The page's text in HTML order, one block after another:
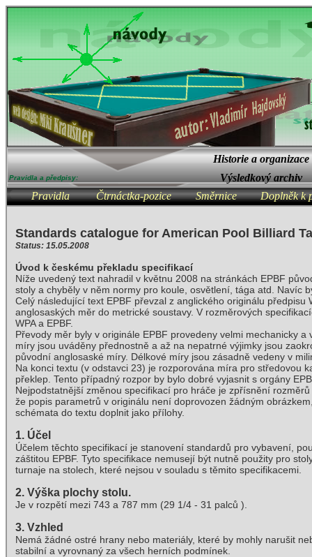
Historie a organizace
Pravidla a předpisy:
Výsledkový archiv
Pravidla
Čtrnáctka-pozice Směrnice Doplněk k
Standards catalogue for American Pool Billiard
Status: 15.05.2008
Úvod k českému překladu specifikací
Níže uvedený text nahradil v květnu 2008 na stránkách EPBF
stoly a chyběly v něm normy pro koule, osvětlení, tága atd. Navíc
Celý následující text EPBF převzal z anglického originálu
anglosaských měr do metrické soustavy. V rozměrových
WPA a EPBF.
Převody měr byly v originále EPBF provedeny velmi mechanicky
míry jsou uváděny přednostně a až na nepatrné výjimky jsou
původní anglosaské míry. Délkové míry jsou zásadně vedeny v
Na konci textu (v odstavci 23) je rozporována míra pro středovou
překlep. Tento případný rozpor by bylo dobré vyjasnit s orgány
Nejpodstatnější změnou specifikací pro hráče je zpřísnění
že popis parametrů v originálu není doprovozen žádným
schémata do textu doplnit jako přílohy.
1. Účel
Účelem těchto specifikací je stanovení standardů pro vybavení,
záštitou EPBF. Tyto specifikace nemusejí být nutně použity pro
turnaje na stolech, které nejsou v souladu s těmito specifikacemi.
2. Výška plochy stolu.
Je v rozpětí mezi 743 a 787 mm (29 1/4 - 31 palců ).
3. Vzhled
Nemá žádné ostré hrany nebo materiály, které by mohly narušit
stabilní a vyrovnaný za všech herních podmínek.